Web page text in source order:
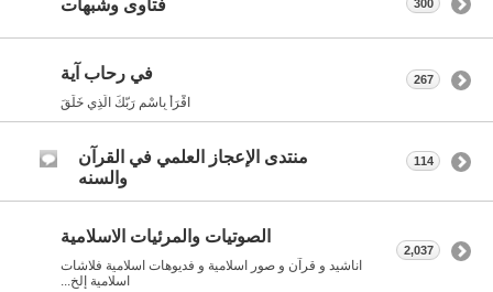
فتاوى وشبهات 300
في رحاب آية
اقْرَأْ بِاسْمِ رَبّكَ الّذِي خَلَقَ
267
منتدى الإعجاز العلمي في القرآن
والسنه
114
الصوتيات والمرئيات الاسلامية
اناشيد و قرآن و صور اسلامية و فديوهات اسلامية فلاشات
اسلامية إلخ...
2,037